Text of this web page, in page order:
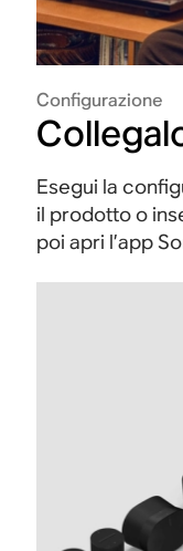
Configurazione
Esegui la
il prodotto o
poi apri l’app